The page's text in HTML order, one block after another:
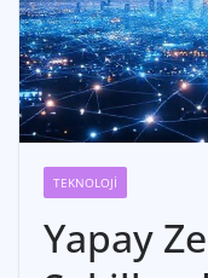
TEKNOLOJI
Yapay